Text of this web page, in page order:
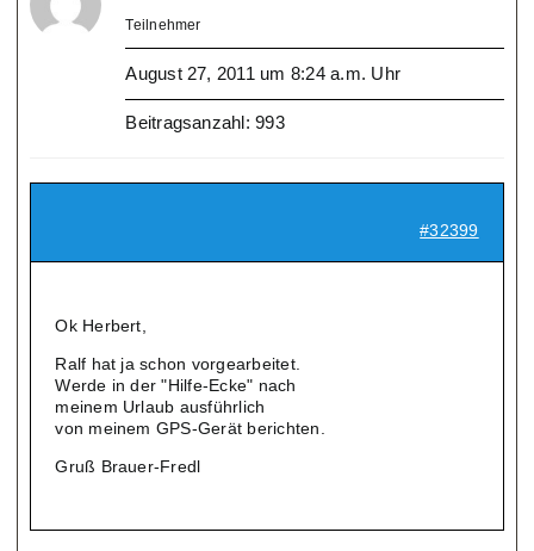
Teilnehmer
August 27, 2011 um 8:24 a.m. Uhr
Beitragsanzahl: 993
#32399
Ok Herbert,
Ralf hat ja schon vorgearbeitet.
Werde in der "Hilfe-Ecke" nach
meinem Urlaub ausführlich
von meinem GPS-Gerät berichten.
Gruß Brauer-Fredl